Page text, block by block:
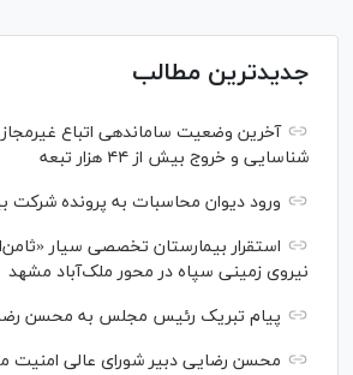
جدیدترین مطالب
آخرین وضعیت ساماندهی اتباع غیرمجاز
شناسایی و خروج بیش از ۴۴ هزار تبعه
ورود دیوان محاسبات به پرونده شرکت
استقرار بیمارستان تخصصی سیار
نیروی زمینی سپاه در محور ملک‌آباد مشهد
پیام تبریک رئیس مجلس به محسن
محسن رضایی دبیر شورای عالی امنیت